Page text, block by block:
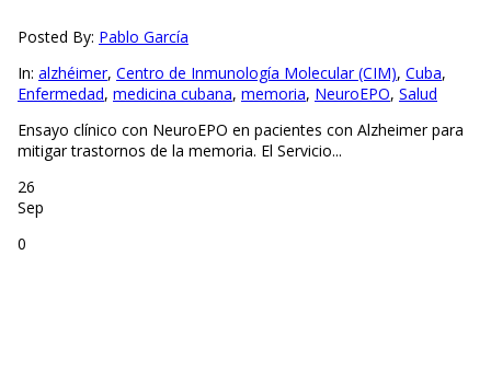
Posted By: Pablo García
In: alzhéimer, Centro de Inmunología Molecular (CIM), Cuba,
Enfermedad, medicina cubana, memoria, NeuroEPO, Salud
Ensayo clínico con NeuroEPO en pacientes con Alzheimer para
mitigar trastornos de la memoria. El Servicio...
26
Sep
0